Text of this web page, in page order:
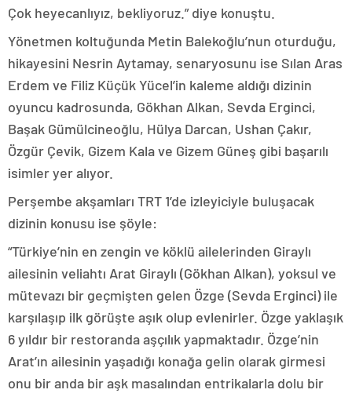
Çok heyecanlıyız, bekliyoruz.” diye konuştu.
Yönetmen koltuğunda Metin Balekoğlu’nun oturduğu,
hikayesini Nesrin Aytamay, senaryosunu ise Sılan Aras
Erdem ve Filiz Küçük Yücel’in kaleme aldığı dizinin
oyuncu kadrosunda, Gökhan Alkan, Sevda Erginci,
Başak Gümülcineoğlu, Hülya Darcan, Ushan Çakır,
Özgür Çevik, Gizem Kala ve Gizem Güneş gibi başarılı
isimler yer alıyor.
Perşembe akşamları TRT 1’de izleyiciyle buluşacak
dizinin konusu ise şöyle:
“Türkiye’nin en zengin ve köklü ailelerinden Giraylı
ailesinin veliahtı Arat Giraylı (Gökhan Alkan), yoksul ve
mütevazı bir geçmişten gelen Özge (Sevda Erginci) ile
karşılaşıp ilk görüşte aşık olup evlenirler. Özge yaklaşık
6 yıldır bir restoranda aşçılık yapmaktadır. Özge’nin
Arat’ın ailesinin yaşadığı konağa gelin olarak girmesi
onu bir anda bir aşk masalından entrikalarla dolu bir